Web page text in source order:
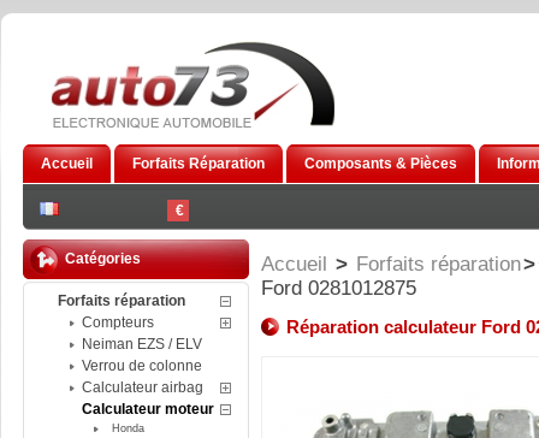
€
Accueil Forfaits Réparation Composants & Pièces
Catégories
Forfaits réparation
Compteurs
Neiman EZS / ELV
Verrou de colonne
Calculateur airbag
Calculateur moteur
Honda
Accueil > Forfaits réparation>
Ford 0281012875
Réparation calculateur Ford